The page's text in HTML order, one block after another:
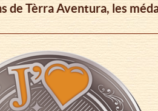
de Tèrra Aventura, les